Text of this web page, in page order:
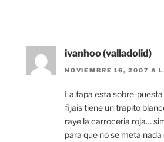
ivanhoo (valladolid)
NOVIEMBRE 16, 2007 A
La tapa esta sobre-
fijais tiene un trapito
raye la carroceria roja…
para que no se meta